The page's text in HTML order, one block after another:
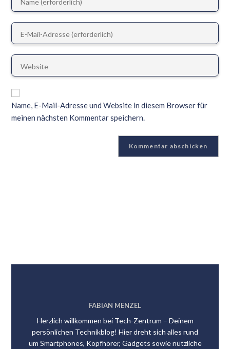
Name, E-Mail-Adresse und Website in diesem Browser für
meinen nächsten Kommentar speichern.
FABIAN MENZEL
Herzlich willkommen bei Tech-Zentrum – Deinem
persönlichen Technikblog! Hier dreht sich alles rund
um Smartphones, Kopfhörer, Gadgets sowie nützliche